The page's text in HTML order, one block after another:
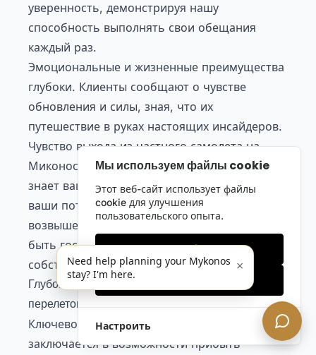
уверенность, демонстрируя нашу
способность выполнять свои обещания
каждый раз.
Эмоциональные и жизненные преимущества
глубоки. Клиенты сообщают о чувстве
обновления и силы, зная, что их
путешествие в руках настоящих инсайдеров.
Чувство выхода из частного самолета на
Миконосе, встречаемого командой, которая
знает ваши предпочтения и предвосхищает
ваши потребности, действительно
возвышенно. Это разница между тем, чтобы
быть гостем, и быть архитектором
собственного опыта.
Глубокое погружение – Влияние частных
перелетов
Ключевое преимущество частных перелетов
заключается в возможности прибыть
Мы используем файлы cookie
Этот веб-сайт использует файлы
cookie для улучшения
пользовательского опыта.
Только необходимые
Настроить
Need help planning your Mykonos
stay? I'm here.
×